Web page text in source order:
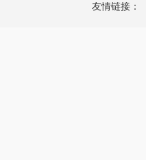
友情链接：